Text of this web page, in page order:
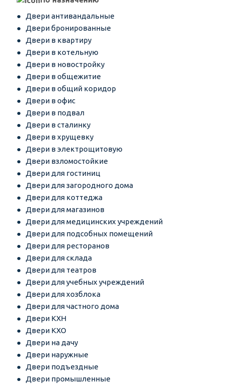
Двери антивандальные
Двери бронированные
Двери в квартиру
Двери в котельную
Двери в новостройку
Двери в общежитие
Двери в общий коридор
Двери в офис
Двери в подвал
Двери в сталинку
Двери в хрущевку
Двери в электрощитовую
Двери взломостойкие
Двери для гостиниц
Двери для загородного дома
Двери для коттеджа
Двери для магазинов
Двери для медицинских учреждений
Двери для подсобных помещений
Двери для ресторанов
Двери для склада
Двери для театров
Двери для учебных учреждений
Двери для хозблока
Двери для частного дома
Двери КХН
Двери КХО
Двери на дачу
Двери наружные
Двери подъездные
Двери промышленные